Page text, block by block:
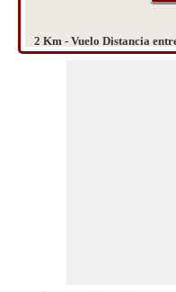
2 Km - Vuelo Distancia